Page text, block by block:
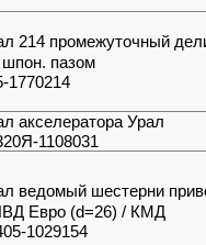
214 промежуточный
шпон. пазом
1770214
акселератора Урал
1108031
ведомый шестерни
Евро (d=26) / КМД
1029154